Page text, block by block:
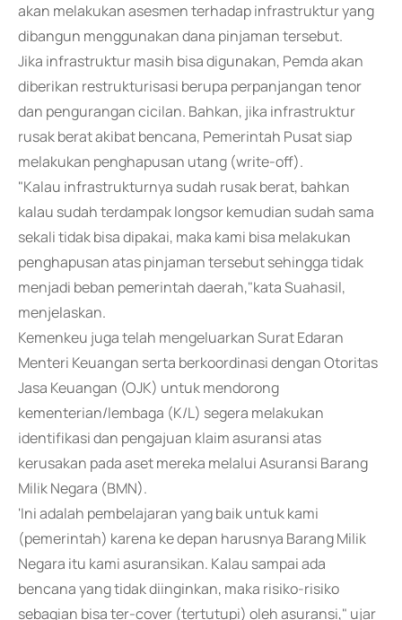
akan melakukan asesmen terhadap infrastruktur yang
dibangun menggunakan dana pinjaman tersebut.
Jika infrastruktur masih bisa digunakan, Pemda akan
diberikan restrukturisasi berupa perpanjangan tenor
dan pengurangan cicilan. Bahkan, jika infrastruktur
rusak berat akibat bencana, Pemerintah Pusat siap
melakukan penghapusan utang (write-off).
"Kalau infrastrukturnya sudah rusak berat, bahkan
kalau sudah terdampak longsor kemudian sudah sama
sekali tidak bisa dipakai, maka kami bisa melakukan
penghapusan atas pinjaman tersebut sehingga tidak
menjadi beban pemerintah daerah,"kata Suahasil,
menjelaskan.
Kemenkeu juga telah mengeluarkan Surat Edaran
Menteri Keuangan serta berkoordinasi dengan Otoritas
Jasa Keuangan (OJK) untuk mendorong
kementerian/lembaga (K/L) segera melakukan
identifikasi dan pengajuan klaim asuransi atas
kerusakan pada aset mereka melalui Asuransi Barang
Milik Negara (BMN).
'Ini adalah pembelajaran yang baik untuk kami
(pemerintah) karena ke depan harusnya Barang Milik
Negara itu kami asuransikan. Kalau sampai ada
bencana yang tidak diinginkan, maka risiko-risiko
sebagian bisa ter-cover (tertutupi) oleh asuransi," ujar